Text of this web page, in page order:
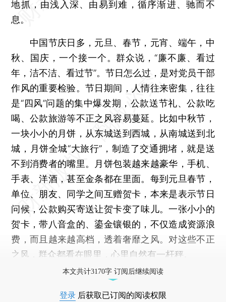
地抓，由浅入深、由易到难，循序渐进、驰而不
息。
中国节庆日多，元旦、春节，元宵、端午，中
秋、国庆，一个接一个。群众说，“廉不廉、看过
年，洁不洁、看过节”。节日怎么过，是对党员干部
作风的重要检验。节日期间，人情往来密集，往往
是“四风”问题的集中爆发期，公款送节礼、公款吃
喝、公款旅游等不正之风容易蔓延。比如中秋节，
一块小小的月饼，从东城送到西城，从南城送到北
城，月饼全城“大旅行”，制造了交通拥堵，就是送
不到消费者的嘴里。月饼包装越来越豪华，手机、
手表、洋酒，甚至金条都在里面。每到元旦春节，
单位、朋友、同学之间互赠贺卡，本来是表示节日
问候，公款购买寄送让贺卡变了味儿。一张小小的
贺卡，带八音盒的、鎏金镶银的，不仅造成资源浪
费，而且越来越高档，透着奢靡之风。对这些不正
之风，群众都看在眼里，心里自然有一杆秤。
本文共计3170字 订阅后继续阅读
登录 后获取已订阅的阅读权限